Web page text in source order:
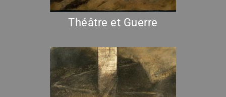
Théâtre et Guerre